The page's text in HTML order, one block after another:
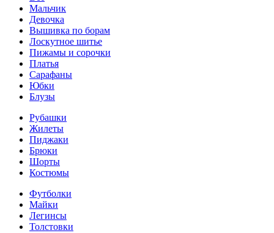
Мальчик
Девочка
Вышивка по борам
Лоскутное шитье
Пижамы и сорочки
Платья
Сарафаны
Юбки
Блузы
Рубашки
Жилеты
Пиджаки
Брюки
Шорты
Костюмы
Футболки
Майки
Легинсы
Толстовки